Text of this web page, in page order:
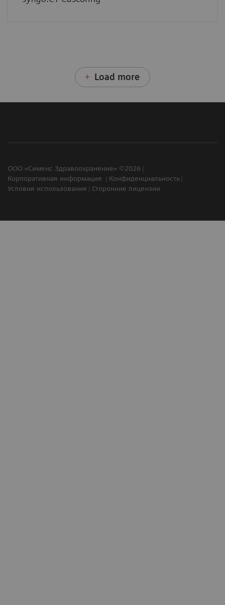
Load more
ООО «Сименс Здравоохранение» ©2026
Корпоративная информация
Конфиденциальность
Условия использования
Сторонние лицензии